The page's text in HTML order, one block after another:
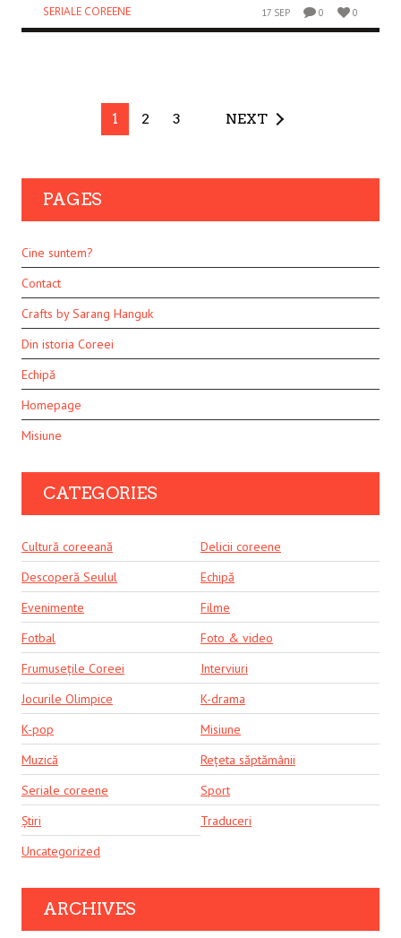
SERIALE COREENE
17 SEP 0 0
1 2 3 NEXT
PAGES
Cine suntem?
Contact
Crafts by Sarang Hanguk
Din istoria Coreei
Echipă
Homepage
Misiune
CATEGORIES
Cultură coreeană
Delicii coreene
Descoperă Seulul
Echipă
Evenimente
Filme
Fotbal
Foto & video
Frumusețile Coreei
Interviuri
Jocurile Olimpice
K-drama
K-pop
Misiune
Muzică
Rețeta săptămânii
Seriale coreene
Sport
Știri
Traduceri
Uncategorized
ARCHIVES